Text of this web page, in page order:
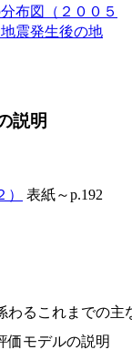
布図（２００５
震発生後の地
説明
表紙～p.192
わるこれまでの主
価モデルの説明